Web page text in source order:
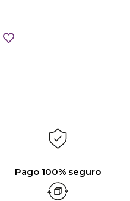
Pago 100% seguro